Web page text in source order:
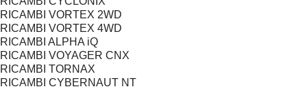
RICAMBI VORTEX 2WD
RICAMBI VORTEX 4WD
RICAMBI ALPHA iQ
RICAMBI VOYAGER CNX
RICAMBI TORNAX
RICAMBI CYBERNAUT NT